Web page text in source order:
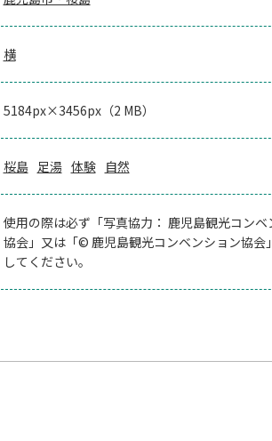
横
5184px×3456px（2 MB）
桜島 足湯 体験 自然
使用の際は必ず「写真協力： 鹿児島観光コンベ
協会」又は「© 鹿児島観光コンベンション協会
してください。